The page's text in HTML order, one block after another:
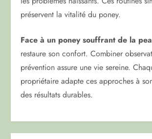
préservent la vitalité du poney.
Face à un poney souffrant de la
restaure son confort. Combiner
prévention assure une vie sereine.
propriétaire adapte ces approches à
des résultats durables.